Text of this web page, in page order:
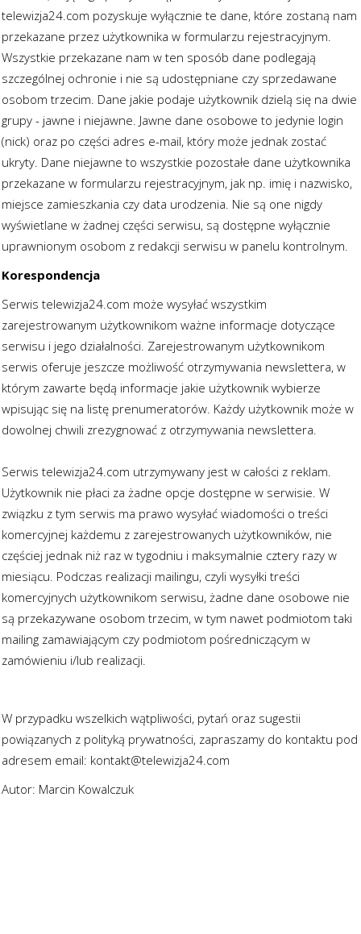
telewizja24.com pozyskuje wyłącznie te dane, które zostaną nam
przekazane przez użytkownika w formularzu rejestracyjnym.
Wszystkie przekazane nam w ten sposób dane podlegają
szczególnej ochronie i nie są udostępniane czy sprzedawane
osobom trzecim. Dane jakie podaje użytkownik dzielą się na dwie
grupy - jawne i niejawne. Jawne dane osobowe to jedynie login
(nick) oraz po części adres e-mail, który może jednak zostać
ukryty. Dane niejawne to wszystkie pozostałe dane użytkownika
przekazane w formularzu rejestracyjnym, jak np. imię i nazwisko,
miejsce zamieszkania czy data urodzenia. Nie są one nigdy
wyświetlane w żadnej części serwisu, są dostępne wyłącznie
uprawnionym osobom z redakcji serwisu w panelu kontrolnym.
Korespondencja
Serwis telewizja24.com może wysyłać wszystkim
zarejestrowanym użytkownikom ważne informacje dotyczące
serwisu i jego działalności. Zarejestrowanym użytkownikom
serwis oferuje jeszcze możliwość otrzymywania newslettera, w
którym zawarte będą informacje jakie użytkownik wybierze
wpisując się na listę prenumeratorów. Każdy użytkownik może w
dowolnej chwili zrezygnować z otrzymywania newslettera.
Serwis telewizja24.com utrzymywany jest w całości z reklam.
Użytkownik nie płaci za żadne opcje dostępne w serwisie. W
związku z tym serwis ma prawo wysyłać wiadomości o treści
komercyjnej każdemu z zarejestrowanych użytkowników, nie
częściej jednak niż raz w tygodniu i maksymalnie cztery razy w
miesiącu. Podczas realizacji mailingu, czyli wysyłki treści
komercyjnych użytkownikom serwisu, żadne dane osobowe nie
są przekazywane osobom trzecim, w tym nawet podmiotom taki
mailing zamawiającym czy podmiotom pośredniczącym w
zamówieniu i/lub realizacji.
W przypadku wszelkich wątpliwości, pytań oraz sugestii
powiązanych z polityką prywatności, zapraszamy do kontaktu pod
adresem email: kontakt@telewizja24.com
Autor: Marcin Kowalczuk